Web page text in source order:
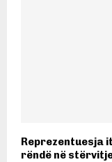
Reprezentuesja
rëndë në